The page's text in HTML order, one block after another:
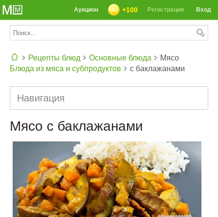
Вход
Регистрация
+100
Аукцион
Рецепты блюд
Основные блюда
Блюда из мяса и субпродуктов
Мясо
с баклажанами
Навигация
Мясо с баклажанами